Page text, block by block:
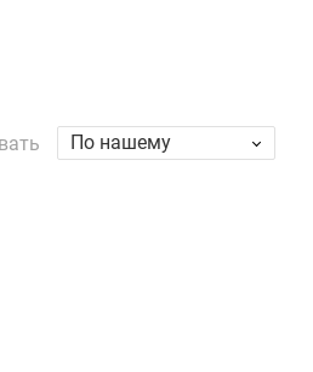
По нашему